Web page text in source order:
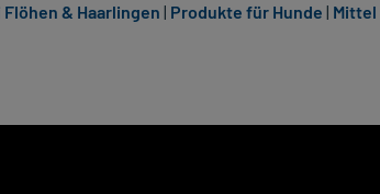
& Haarlingen | Produkte für Hunde | Mittel